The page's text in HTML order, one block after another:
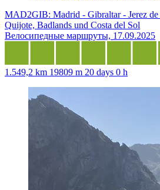
MAD2GIB: Madrid - Gibraltar - Jerez de
Quijote, Badlands und Costa del Sol
Велосипедные маршруты, 17.09.2025
1.549,2 km 19809 m 20 days 0 h